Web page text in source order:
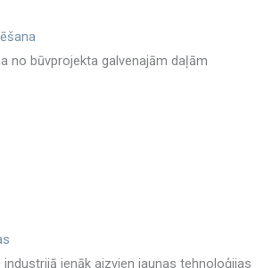
no būvprojekta galvenajām daļām
ienāk aizvien jaunas tehnoloģijas